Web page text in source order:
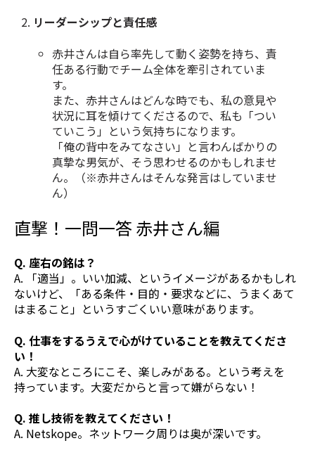
リーダーシップと責任感
赤井さんは自ら率先して動く姿勢を持ち、責
任ある行動でチーム全体を牽引されていま
す。
また、赤井さんはどんな時でも、私の意見や
状況に耳を傾けてくださるので、私も「つい
ていこう」という気持ちになります。
「俺の背中をみてなさい」と言わんばかりの
真摯な男気が、そう思わせるのかもしれませ
ん。（※赤井さんはそんな発言はしていませ
ん）
直撃！一問一答 赤井さん編
Q. 座右の銘は？
A. 「適当」。いい加減、というイメージがあるかもしれ
ないけど、「ある条件・目的・要求などに、うまくあて
はまること」というすごくいい意味があります。
Q. 仕事をするうえで心がけていることを教えてくださ
い！
A. 大変なところにこそ、楽しみがある。という考えを
持っています。大変だからと言って嫌がらない！
Q. 推し技術を教えてください！
A. Netskope。ネットワーク周りは奥が深いです。